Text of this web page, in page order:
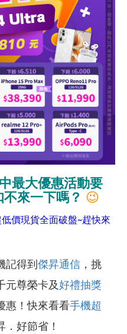
最大優惠活動要
來一下嗎？ 😉
價現貨全面破盤~趕快來
記得到傑昇通信 ，挑
元尊榮卡及好禮抽獎
惠！快來看看手機超
．好節省！